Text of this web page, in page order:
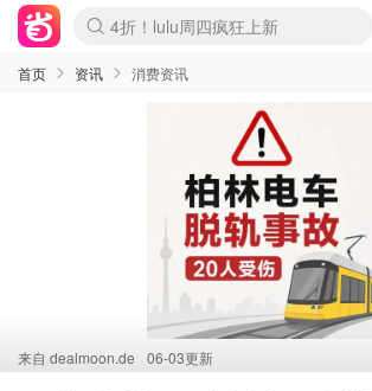
Boticinal 夏促开抢！
4折！lulu周四疯狂上新
还没结束！&OtherStories大促
Joybuy变相75折 随时失效
速领！Stanley独家85折
疑似霸哥！Camper额外叠85折
Zalando 奥莱闪促！每日更新
Moncler反季囤！5折起+叠9折
Coach Brooklyn仅€192
首页 资讯 消费资讯
来自 dealmoon.de 06-03更新